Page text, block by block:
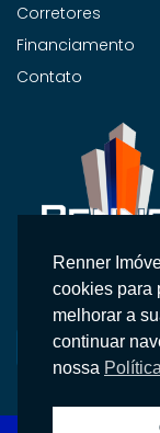
Na Renner
entregamos
personalizado.
Corretores
Financiamento
Contato
Renner
cookies para
melhorar a
continuar
nossa